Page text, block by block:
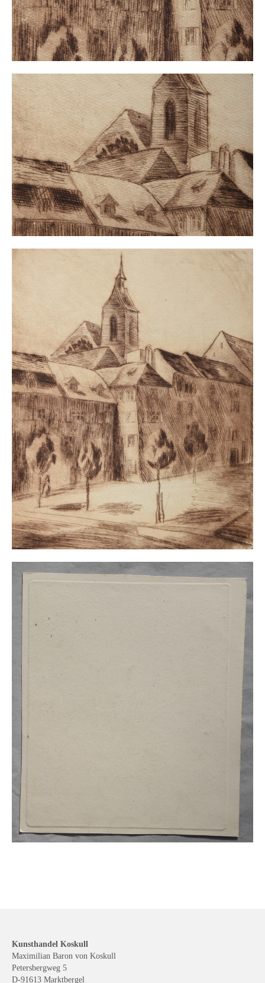
Kunsthandel Koskull
Maximilian Baron von Koskull
Petersbergweg 5
D-91613 Marktbergel